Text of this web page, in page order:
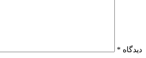
دیدگاه *